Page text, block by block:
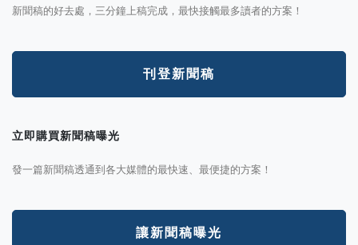
新聞稿的好去處，三分鐘上稿完成，最快接觸最多讀者的方案！
刊登新聞稿
立即購買新聞稿曝光
發一篇新聞稿透通到各大媒體的最快速、最便捷的方案！
讓新聞稿曝光